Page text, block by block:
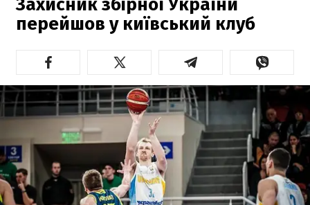
Захисник збірної України
перейшов у київський клуб